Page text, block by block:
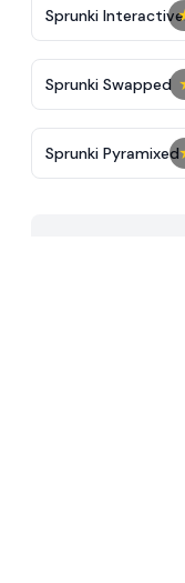
Sprunki Interactive
Tunner
Sprunki Swapped
Sprunki Pyramixed